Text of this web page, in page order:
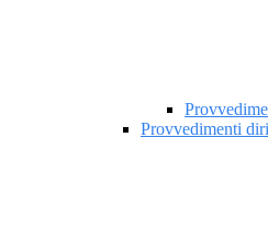
Provvedimenti